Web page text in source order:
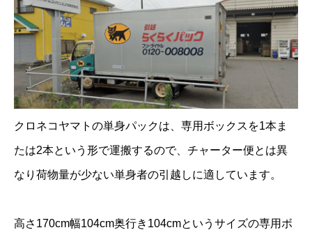
クロネコヤマトの単身パックは、専用ボックスを1本ま
たは2本という形で運搬するので、チャーター便とは異
なり荷物量が少ない単身者の引越しに適しています。
高さ170cm幅104cm奥行き104cmというサイズの専用ボ